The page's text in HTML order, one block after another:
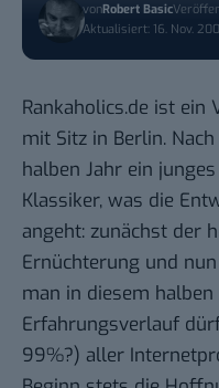
vonRobert Basic
Aktualisiert: 16. Nov.
Rankaholics.de ist ein
mit Sitz in Berlin.
halben Jahr ein
Klassiker, was die
angeht: zunächst der
Ernüchterung und
man in diesem
Erfahrungsverlauf
99%?) aller